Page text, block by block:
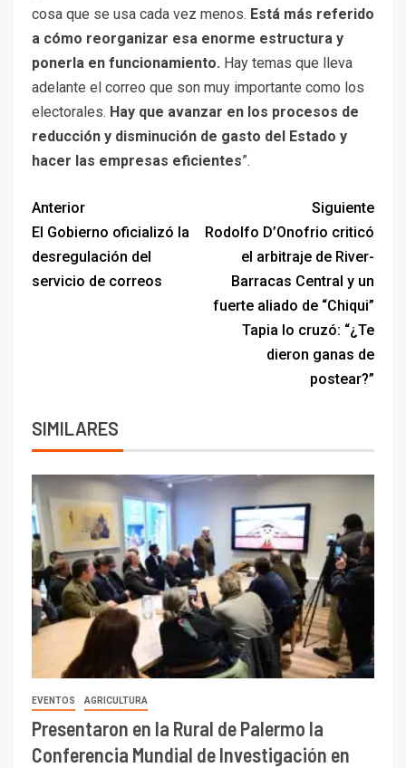
cosa que se usa cada vez menos. Está más referido
a cómo reorganizar esa enorme estructura y
ponerla en funcionamiento. Hay temas que lleva
adelante el correo que son muy importante como los
electorales. Hay que avanzar en los procesos de
reducción y disminución de gasto del Estado y
hacer las empresas eficientes”.
Anterior
El Gobierno oficializó la
desregulación del
servicio de correos
Siguiente
Rodolfo D’Onofrio criticó
el arbitraje de River-
Barracas Central y un
fuerte aliado de “Chiqui”
Tapia lo cruzó: “¿Te
dieron ganas de
postear?”
SIMILARES
EVENTOS AGRICULTURA
Presentaron en la Rural de Palermo la
Conferencia Mundial de Investigación en